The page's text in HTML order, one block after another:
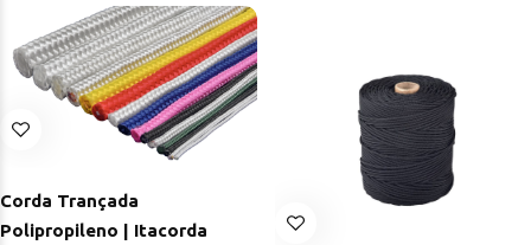
Corda Trançada
Polipropileno | Itacorda